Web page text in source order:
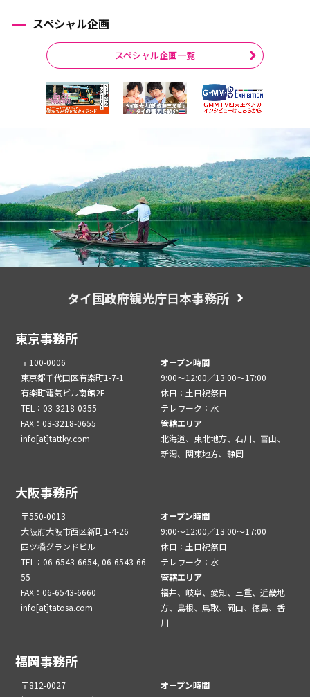
スペシャル企画
スペシャル企画一覧
タイ国政府観光庁日本事務所
東京事務所
〒100-0006
東京都千代田区有楽町1-7-1
有楽町電気ビル南館2F
TEL：03-3218-0355
FAX：03-3218-0655
info[at]tattky.com
オープン時間
9:00～12:00／13:00～17:00
休日：土日祝祭日
テレワーク：水
管轄エリア
北海道、東北地方、石川、富山、
新潟、関東地方、静岡
大阪事務所
〒550-0013
大阪府大阪市西区新町1-4-26
四ツ橋グランドビル
TEL：06-6543-6654, 06-6543-66
55
FAX：06-6543-6660
info[at]tatosa.com
オープン時間
9:00～12:00／13:00～17:00
休日：土日祝祭日
テレワーク：水
管轄エリア
福井、岐阜、愛知、三重、近畿地
方、島根、鳥取、岡山、徳島、香
川
福岡事務所
〒812-0027
オープン時間